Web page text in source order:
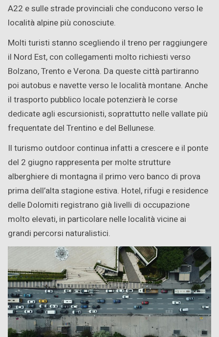
A22 e sulle strade provinciali che conducono verso le
località alpine più conosciute.
Molti turisti stanno scegliendo il treno per raggiungere
il Nord Est, con collegamenti molto richiesti verso
Bolzano, Trento e Verona. Da queste città partiranno
poi autobus e navette verso le località montane. Anche
il trasporto pubblico locale potenzierà le corse
dedicate agli escursionisti, soprattutto nelle vallate più
frequentate del Trentino e del Bellunese.
Il turismo outdoor continua infatti a crescere e il ponte
del 2 giugno rappresenta per molte strutture
alberghiere di montagna il primo vero banco di prova
prima dell’alta stagione estiva. Hotel, rifugi e residence
delle Dolomiti registrano già livelli di occupazione
molto elevati, in particolare nelle località vicine ai
grandi percorsi naturalistici.